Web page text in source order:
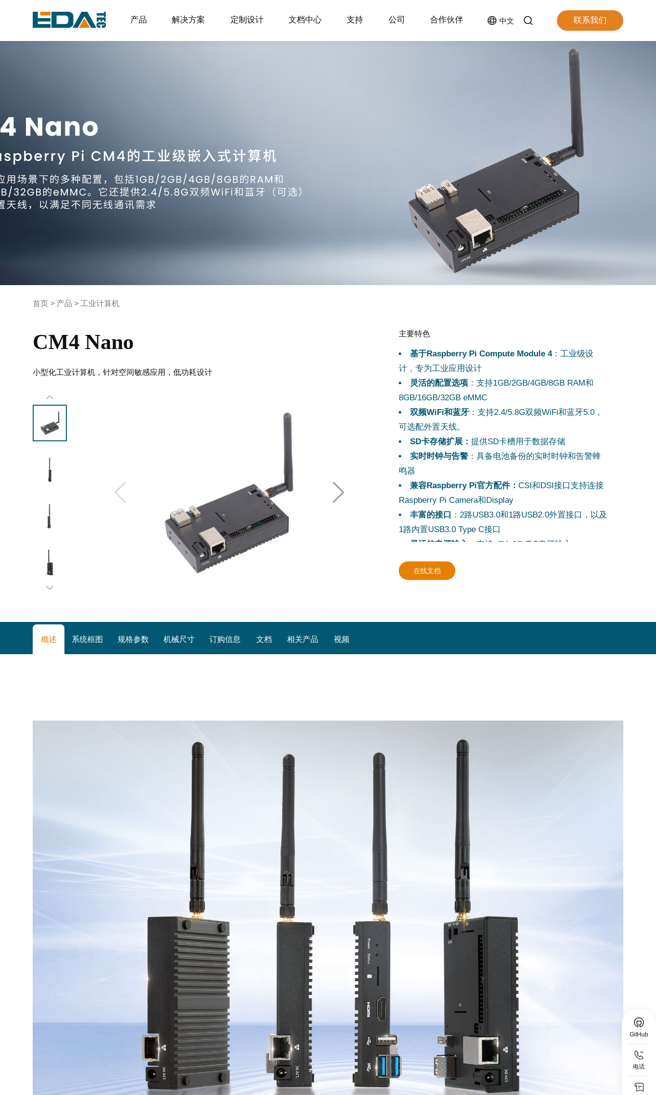
产品 解决方案 定制设计 文档中心 支持 公司 合作伙伴 中文 联系我们
首页 > 产品 > 工业计算机
CM4 Nano
小型化工业计算机，针对空间敏感应用，低功耗设计
主要特色
基于Raspberry Pi Compute Module 4：工业级设
计，专为工业应用设计
灵活的配置选项 ：支持1GB/2GB/4GB/8GB RAM和
8GB/16GB/32GB eMMC
双频WiFi和蓝牙 ：支持2.4/5.8G双频WiFi和蓝牙5.0，
可选配外置天线。
SD卡存储扩展：提供SD卡槽用于数据存储
实时时钟与告警 ：具备电池备份的实时时钟和告警蜂
鸣器
兼容Raspberry Pi官方配件：CSI和DSI接口支持连接
Raspberry Pi Camera和Display
丰富的接口 ：2路USB3.0和1路USB2.0外置接口，以及
1路内置USB3.0 Type C接口
灵活的电源输入
：支持+8V~18VDC电源输入
散热片在线文档
概述 系统框图 规格参数 机械尺寸 订购信息 文档 相关产品 视频
GitHub
电话